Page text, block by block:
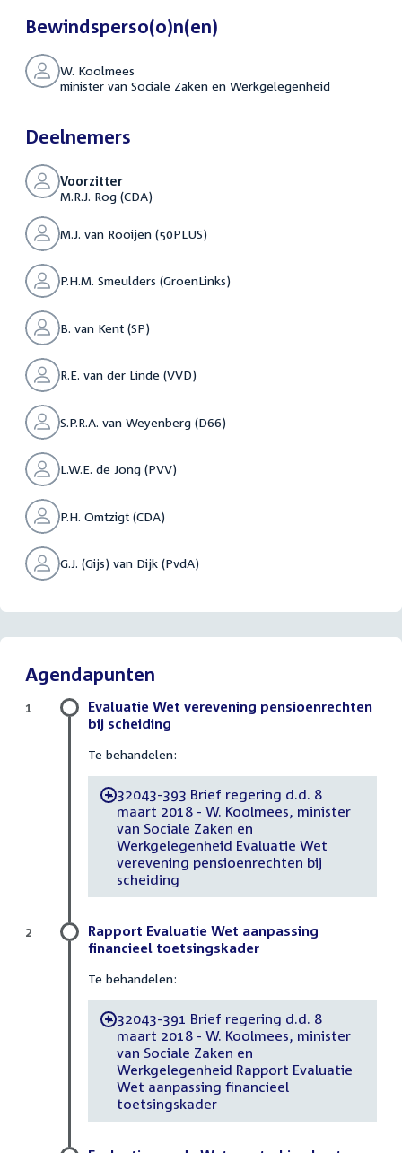
Bewindsperso(o)n(en)
W. Koolmees
minister van Sociale Zaken en Werkgelegenheid
Deelnemers
Voorzitter
M.R.J. Rog (CDA)
M.J. van Rooijen (50PLUS)
P.H.M. Smeulders (GroenLinks)
B. van Kent (SP)
R.E. van der Linde (VVD)
S.P.R.A. van Weyenberg (D66)
L.W.E. de Jong (PVV)
P.H. Omtzigt (CDA)
G.J. (Gijs) van Dijk (PvdA)
Agendapunten
Evaluatie Wet verevening pensioenrechten
bij scheiding
Te behandelen:
-32043-393 Brief regering d.d. 8
maart 2018 - W. Koolmees, minister
van Sociale Zaken en
Werkgelegenheid Evaluatie Wet
verevening pensioenrechten bij
scheiding
1
Rapport Evaluatie Wet aanpassing
financieel toetsingskader
Te behandelen:
-32043-391 Brief regering d.d. 8
maart 2018 - W. Koolmees, minister
van Sociale Zaken en
Werkgelegenheid Rapport Evaluatie
Wet aanpassing financieel
toetsingskader
2